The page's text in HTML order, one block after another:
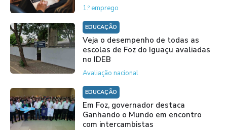
1.º emprego
EDUCAÇÃO
Veja o desempenho de todas as
escolas de Foz do Iguaçu avaliadas
no IDEB
Avaliação nacional
EDUCAÇÃO
Em Foz, governador destaca
Ganhando o Mundo em encontro
com intercambistas